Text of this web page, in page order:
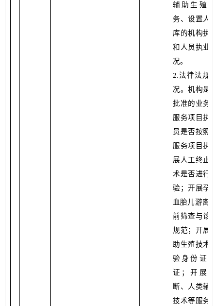
辅助生殖技
务、设置人
库的机构执
和人员执业
况。
2.法律法规
况。机构是
批准的业务
服务项目执
员是否按照
服务项目执
展人工终止
术是否进行
验；开展孕
血胎儿游离
前筛查与诊
规范；开展
助生殖技术
验身份证、
证；开展产
断、人类辅
技术等服务